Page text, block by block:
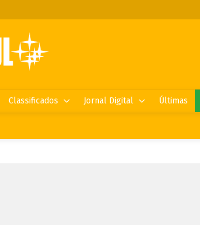
Classificados Jornal Digital Últimas